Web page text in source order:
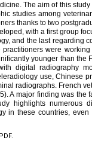
The aim of this
studies among
thanks to two
with a first group
and the last regarding
were
younger than the
digital radiography
use, Chinese
radiographs. French
A major finding was the
highlights numerous
in these countries,